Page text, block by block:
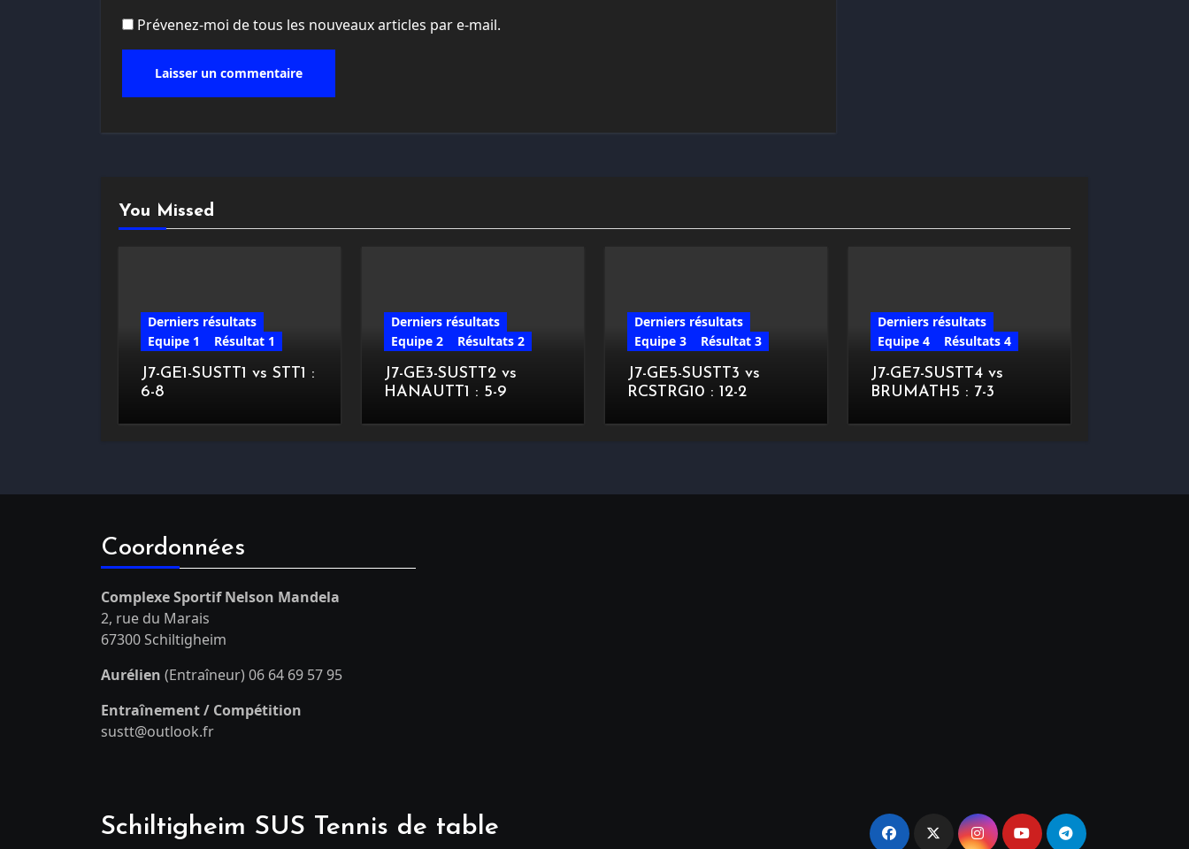
Prévenez-moi de tous les nouveaux articles par e-mail.
You Missed
Derniers résultats
Equipe 1
Résultat 1
J7-GE1-SUSTT1 vs STT1 :
6-8
Derniers résultats
Equipe 2
Résultats 2
J7-GE3-SUSTT2 vs
HANAUTT1 : 5-9
Derniers résultats
Equipe 3
Résultat 3
J7-GE5-SUSTT3 vs
RCSTRG10 : 12-2
Derniers résultats
Equipe 4
Résultats 4
J7-GE7-SUSTT4 vs
BRUMATH5 : 7-3
Coordonnées
Complexe Sportif Nelson Mandela
2, rue du Marais
67300 Schiltigheim
Aurélien (Entraîneur) 06 64 69 57 95
Entraînement / Compétition
sustt@outlook.fr
Schiltigheim SUS Tennis de table